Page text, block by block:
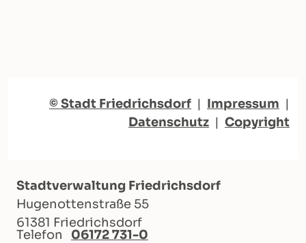
© Stadt Friedrichsdorf | Impressum |
Datenschutz | Copyright
Stadtverwaltung Friedrichsdorf
Hugenottenstraße 55
61381 Friedrichsdorf
Telefon
06172 731-0